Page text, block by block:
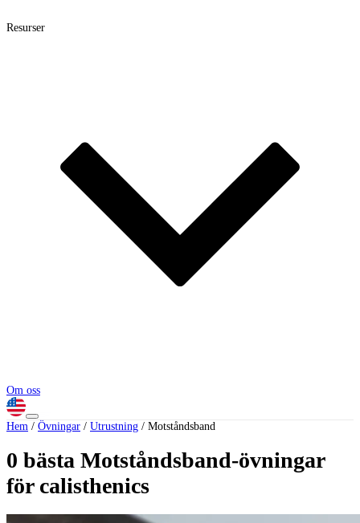
Resurser
Om oss
Hem / Övningar / Utrustning / Motståndsband
0 bästa Motståndsband-övningar
för calisthenics